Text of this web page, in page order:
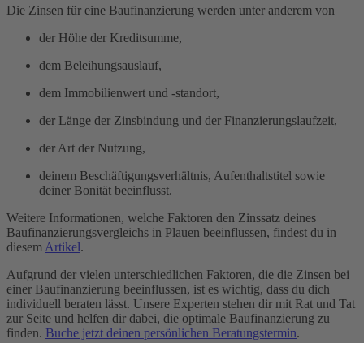
Die Zinsen für eine Baufinanzierung werden unter anderem von
der Höhe der Kreditsumme,
dem Beleihungsauslauf,
dem Immobilienwert und -standort,
der Länge der Zinsbindung und der Finanzierungslaufzeit,
der Art der Nutzung,
deinem Beschäftigungsverhältnis, Aufenthaltstitel sowie
deiner Bonität beeinflusst.
Weitere Informationen, welche Faktoren den Zinssatz deines
Baufinanzierungsvergleichs in Plauen beeinflussen, findest du in
diesem Artikel.
Aufgrund der vielen unterschiedlichen Faktoren, die die Zinsen bei
einer Baufinanzierung beeinflussen, ist es wichtig, dass du dich
individuell beraten lässt. Unsere Experten stehen dir mit Rat und Tat
zur Seite und helfen dir dabei, die optimale Baufinanzierung zu
finden. Buche jetzt deinen persönlichen Beratungstermin.